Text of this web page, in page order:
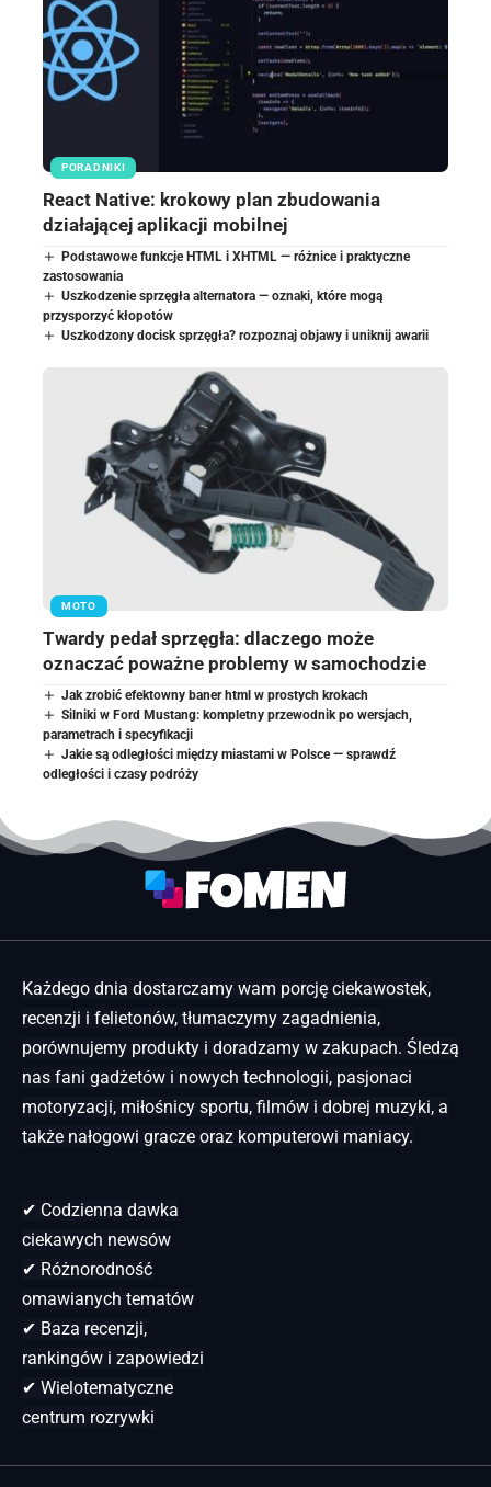
PORADNIKI
React Native: krokowy plan zbudowania
działającej aplikacji mobilnej
Podstawowe funkcje HTML i XHTML — różnice i praktyczne
zastosowania
Uszkodzenie sprzęgła alternatora — oznaki, które mogą
przysporzyć kłopotów
Uszkodzony docisk sprzęgła? rozpoznaj objawy i uniknij awarii
MOTO
Twardy pedał sprzęgła: dlaczego może
oznaczać poważne problemy w samochodzie
Jak zrobić efektowny baner html w prostych krokach
Silniki w Ford Mustang: kompletny przewodnik po wersjach,
parametrach i specyfikacji
Jakie są odległości między miastami w Polsce — sprawdź
odległości i czasy podróży
Każdego dnia dostarczamy wam porcję ciekawostek,
recenzji i felietonów, tłumaczymy zagadnienia,
porównujemy produkty i doradzamy w zakupach. Śledzą
nas fani gadżetów i nowych technologii, pasjonaci
motoryzacji, miłośnicy sportu, filmów i dobrej muzyki, a
także nałogowi gracze oraz komputerowi maniacy.
✔ Codzienna dawka
ciekawych newsów
✔ Różnorodność
omawianych tematów
✔ Baza recenzji,
rankingów i zapowiedzi
✔ Wielotematyczne
centrum rozrywki